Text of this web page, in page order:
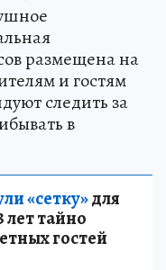
размещена на
и гостям
следить за
в
«сетку»для
лет тайно
гостей